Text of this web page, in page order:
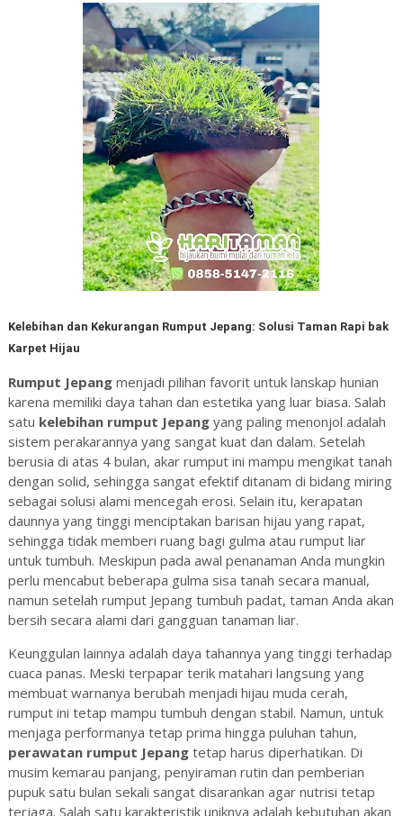
Kelebihan dan Kekurangan Rumput Jepang: Solusi Taman Rapi bak
Karpet Hijau
Rumput Jepangmenjadi pilihan favorit untuk lanskap hunian
karena memiliki daya tahan dan estetika yang luar biasa. Salah
satu kelebihan rumput Jepangyang paling menonjol adalah
sistem perakarannya yang sangat kuat dan dalam. Setelah
berusia di atas 4 bulan, akar rumput ini mampu mengikat tanah
dengan solid, sehingga sangat efektif ditanam di bidang miring
sebagai solusi alami mencegah erosi. Selain itu, kerapatan
daunnya yang tinggi menciptakan barisan hijau yang rapat,
sehingga tidak memberi ruang bagi gulma atau rumput liar
untuk tumbuh. Meskipun pada awal penanaman Anda mungkin
perlu mencabut beberapa gulma sisa tanah secara manual,
namun setelah rumput Jepang tumbuh padat, taman Anda akan
bersih secara alami dari gangguan tanaman liar.
Keunggulan lainnya adalah daya tahannya yang tinggi terhadap
cuaca panas. Meski terpapar terik matahari langsung yang
membuat warnanya berubah menjadi hijau muda cerah,
rumput ini tetap mampu tumbuh dengan stabil. Namun, untuk
menjaga performanya tetap prima hingga puluhan tahun,
perawatan rumput Jepangtetap harus diperhatikan. Di
musim kemarau panjang, penyiraman rutin dan pemberian
pupuk satu bulan sekali sangat disarankan agar nutrisi tetap
terjaga. Salah satu karakteristik uniknya adalah kebutuhan akan